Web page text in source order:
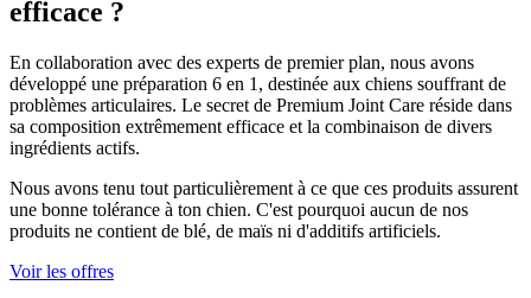
efficace ?
En collaboration avec des experts de premier plan, nous avons
développé une préparation 6 en 1, destinée aux chiens souffrant de
problèmes articulaires. Le secret de Premium Joint Care réside dans
sa composition extrêmement efficace et la combinaison de divers
ingrédients actifs.
Nous avons tenu tout particulièrement à ce que ces produits assurent
une bonne tolérance à ton chien. C'est pourquoi aucun de nos
produits ne contient de blé, de maïs ni d'additifs artificiels.
Voir les offres